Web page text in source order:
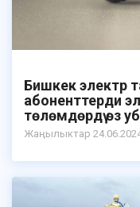
Бишкек электр
абоненттерди
төлөмдөрдү өз
Жаӊылыктар